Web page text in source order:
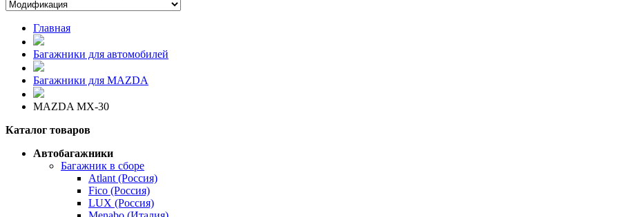
Главная
Багажники для автомобилей
Багажники для MAZDA
MAZDA MX-30
Каталог товаров
Автобагажники
Багажник в сборе
Atlant (Россия)
Fico (Россия)
LUX (Россия)